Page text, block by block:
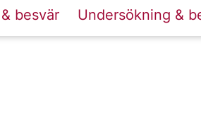
besvär Undersökning &